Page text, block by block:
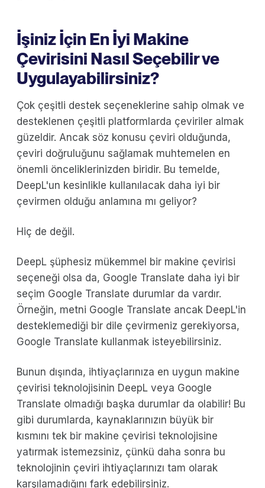
İşiniz İçin En İyi Makine
Çevirisini Nasıl Seçebilir ve
Uygulayabilirsiniz?
Çok çeşitli destek seçeneklerine sahip olmak ve
desteklenen çeşitli platformlarda çeviriler almak
güzeldir. Ancak söz konusu çeviri olduğunda,
çeviri doğruluğunu sağlamak muhtemelen en
önemli önceliklerinizden biridir. Bu temelde,
DeepL'un kesinlikle kullanılacak daha iyi bir
çevirmen olduğu anlamına mı geliyor?
Hiç de değil.
DeepL şüphesiz mükemmel bir makine çevirisi
seçeneği olsa da, Google Translate daha iyi bir
seçim Google Translate durumlar da vardır.
Örneğin, metni Google Translate ancak DeepL'in
desteklemediği bir dile çevirmeniz gerekiyorsa,
Google Translate kullanmak isteyebilirsiniz.
Bunun dışında, ihtiyaçlarınıza en uygun makine
çevirisi teknolojisinin DeepL veya Google
Translate olmadığı başka durumlar da olabilir! Bu
gibi durumlarda, kaynaklarınızın büyük bir
kısmını tek bir makine çevirisi teknolojisine
yatırmak istemezsiniz, çünkü daha sonra bu
teknolojinin çeviri ihtiyaçlarınızı tam olarak
karşılamadığını fark edebilirsiniz.